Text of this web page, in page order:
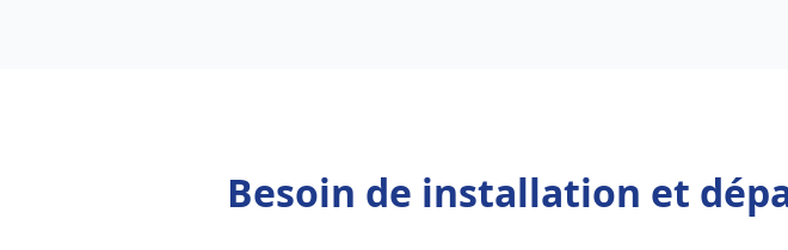
Besoin de installation et